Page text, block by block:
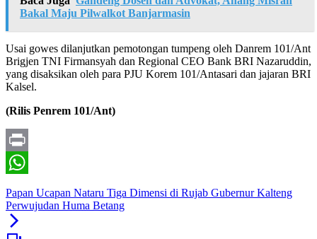
Bakal Maju Pilwalkot Banjarmasin
Usai gowes dilanjutkan pemotongan tumpeng oleh Danrem 101/Ant
Brigjen TNI Firmansyah dan Regional CEO Bank BRI Nazaruddin,
yang disaksikan oleh para PJU Korem 101/Antasari dan jajaran BRI
Kalsel.
(Rilis Penrem 101/Ant)
Print
Papan Ucapan Nataru Tiga Dimensi di Rujab Gubernur Kalteng
Perwujudan Huma Betang